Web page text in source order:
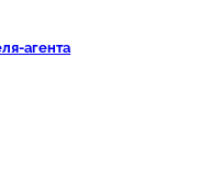
агента